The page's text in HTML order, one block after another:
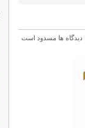
دیدگاه ها مسدود است